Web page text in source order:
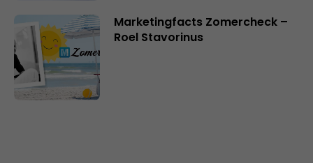
Marketingfacts Zomercheck –
Roel Stavorinus